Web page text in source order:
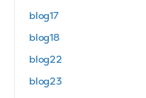
blog17
blog18
blog22
blog23